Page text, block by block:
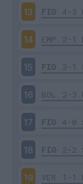
13 FIO 4-3
14 EMP 2-1
15 FIO 3-1
16 BOL 2-3
17 FIO 4-0
18 FIO 2-2
19 VER 1-1